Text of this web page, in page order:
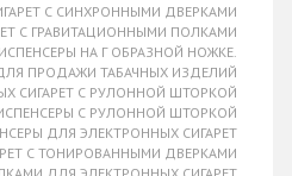
С СИНХРОННЫМИ ДВЕРКАМИ
С ГРАВИТАЦИОННЫМИ ПОЛКАМИ
НА Г ОБРАЗНОЙ НОЖКЕ.
ПРОДАЖИ ТАБАЧНЫХ ИЗДЕЛИЙ
СИГАРЕТ С РУЛОННОЙ ШТОРКОЙ
С РУЛОННОЙ ШТОРКОЙ
ДЛЯ ЭЛЕКТРОННЫХ СИГАРЕТ
С ТОНИРОВАННЫМИ ДВЕРКАМИ